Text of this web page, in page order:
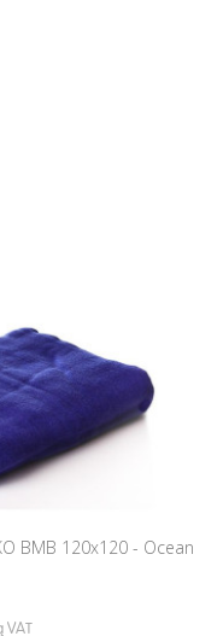
BMB 120x120 - Ocean